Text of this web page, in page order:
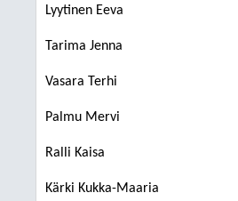
Lyytinen Eeva
Tarima Jenna
Vasara Terhi
Palmu Mervi
Ralli Kaisa
Kärki Kukka-Maaria